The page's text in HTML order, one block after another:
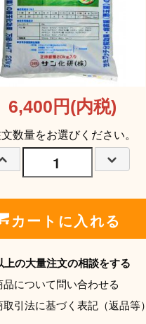
6,400円(内税)
数量をお選びください。
カートに入れる
上の大量注文の相談をする
品について問い合わせる
引法に基づく表記（返品等）